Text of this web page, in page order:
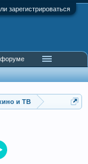
зарегистрироваться
и ТВ
форуме